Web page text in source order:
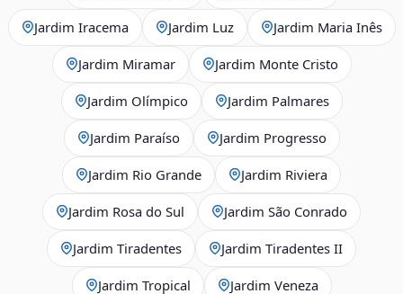
Jardim Iracema Jardim Luz Jardim Maria Inês
Jardim Miramar Jardim Monte Cristo
Jardim Olímpico Jardim Palmares
Jardim Paraíso Jardim Progresso
Jardim Rio Grande Jardim Riviera
Jardim Rosa do Sul Jardim São Conrado
Jardim Tiradentes Jardim Tiradentes II
Jardim Tropical Jardim Veneza